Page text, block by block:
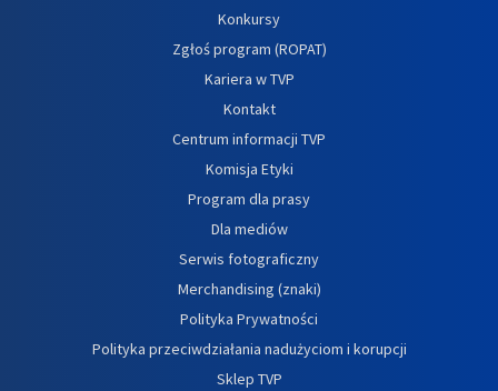
Konkursy
Zgłoś program (ROPAT)
Kariera w TVP
Kontakt
Centrum informacji TVP
Komisja Etyki
Program dla prasy
Dla mediów
Serwis fotograficzny
Merchandising (znaki)
Polityka Prywatności
Polityka przeciwdziałania nadużyciom i korupcji
Sklep TVP